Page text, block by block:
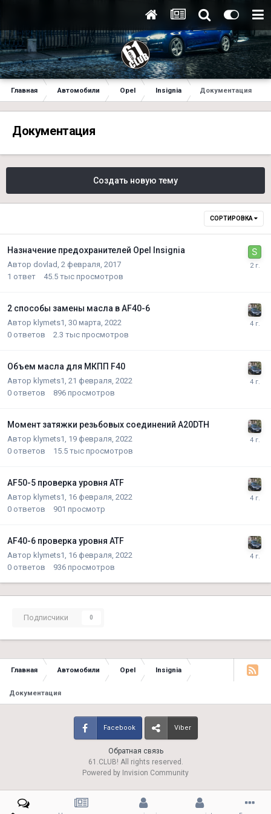
Главная Автомобили Opel Insignia Документация
Документация
Создать новую тему
СОРТИРОВКА
Назначение предохранителей Opel Insignia
Автор dovlad 2 февраля, 2017
1 ответ 45.5 тыс просмотров
2 способы замены масла в AF40-6
Автор klymets1 30 марта, 2022
0 ответов 2.3 тыс просмотров
Объем масла для МКПП F40
Автор klymets1 21 февраля, 2022
0 ответов 896 просмотров
Момент затяжки резьбовых соединений A20DTH
Автор klymets1 19 февраля, 2022
0 ответов 15.5 тыс просмотров
AF50-5 проверка уровня ATF
Автор klymets1 16 февраля, 2022
0 ответов 901 просмотр
AF40-6 проверка уровня ATF
Автор klymets1 16 февраля, 2022
0 ответов 936 просмотров
Подписчики 0
Главная Автомобили Opel Insignia
Документация
Обратная связь
Facebook Viber
61.CLUB! All rights reserved.
Powered by Invision Community